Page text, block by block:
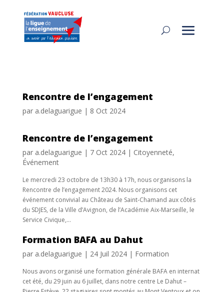
Rencontre de l’engagement
par a.delaguarigue | 8 Oct 2024
Rencontre de l’engagement
par a.delaguarigue | 7 Oct 2024| Citoyenneté,
Événement
Le mercredi 23 octobre de 13h30 à 17h, nous organisons la
Rencontre de l’engagement 2024. Nous organisons cet
événement convivial au Château de Saint-Chamand aux côtés
du SDJES, de la Ville d’Avignon, de l’Académie Aix-Marseille, le
Service Civique,...
Formation BAFA au Dahut
par a.delaguarigue | 24 Juil 2024| Formation
Nous avons organisé une formation générale BAFA en internat
cet été, du 29 juin au 6 juillet, dans notre centre Le Dahut –